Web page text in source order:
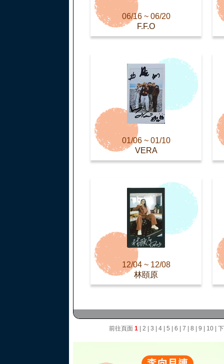
06/16 ~ 06/20
F.F.O
01/06 ~ 01/10
VERA
12/04 ~ 12/08
林頤原
前往頁面 1| 2 3 4| 5 6 7 8 9 10|